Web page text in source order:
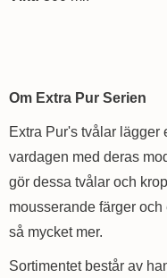
Om Extra Pur Serien
Extra Pur's tvålar lägger
vardagen med deras
gör dessa tvålar och
mousserande färger
så mycket mer.
Sortimentet består av